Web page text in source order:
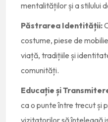
mentalităților și a stilului
Păstrarea Identității:
costume, piese de
viață, tradițiile și
comunități.
Educație și
ca o punte între trecut și
vizitatorilor să înțeleagă